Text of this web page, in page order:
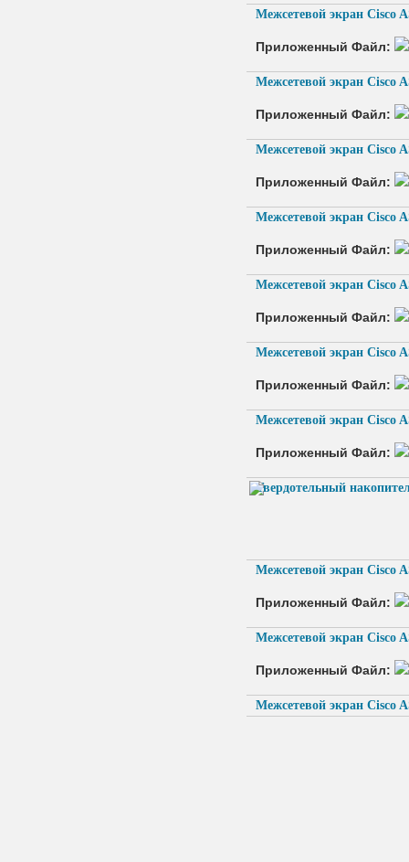
Межсетевой экран Cisco
Приложенный Файл:
Межсетевой экран Cisco
Приложенный Файл:
Межсетевой экран Cisco
Приложенный Файл:
Межсетевой экран Cisco
Приложенный Файл:
Межсетевой экран Cisco
Приложенный Файл:
Межсетевой экран Cisco
Приложенный Файл:
Межсетевой экран Cisco
Приложенный Файл:
Твердотельный
Межсетевой экран Cisco
Приложенный Файл:
Межсетевой экран Cisco
Приложенный Файл:
Межсетевой экран Cisco